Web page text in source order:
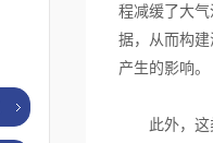
程减缓了大
据，从而构
产生的影响。
此外，这类